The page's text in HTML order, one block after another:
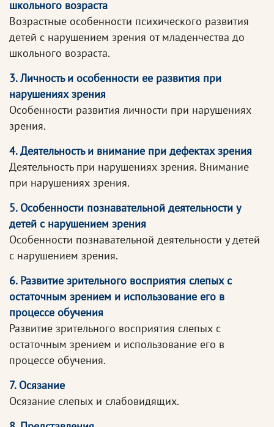
школьного возраста
Возрастные особенности психического развития
детей с нарушением зрения от младенчества до
школьного возраста.
3. Личность и особенности ее развития при
нарушениях зрения
Особенности развития личности при нарушениях
зрения.
4. Деятельность и внимание при дефектах зрения
Деятельность при нарушениях зрения. Внимание
при нарушениях зрения.
5. Особенности познавательной деятельности у
детей с нарушением зрения
Особенности познавательной деятельности у детей
с нарушением зрения.
6. Развитие зрительного восприятия слепых с
остаточным зрением и использование его в
процессе обучения
Развитие зрительного восприятия слепых с
остаточным зрением и использование его в
процессе обучения.
7. Осязание
Осязание слепых и слабовидящих.